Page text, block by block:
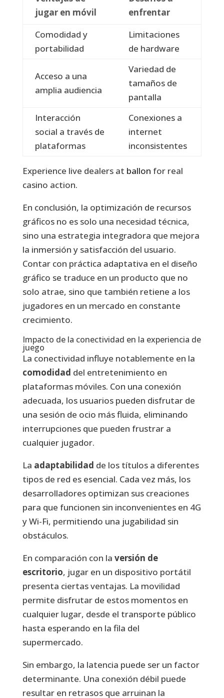
jugar en móvil
enfrentar
Comodidad y
portabilidad
Limitaciones
de hardware
Acceso a una
amplia audiencia
Variedad de
tamaños de
pantalla
Interacción
social a través de
plataformas
Conexiones a
internet
inconsistentes
Experience live dealers at ballon for real
casino action.
En conclusión, la optimización de recursos
gráficos no es solo una necesidad técnica,
sino una estrategia integradora que mejora
la inmersión y satisfacción del usuario.
Contar con práctica adaptativa en el diseño
gráfico se traduce en un producto que no
solo atrae, sino que también retiene a los
jugadores en un mercado en constante
crecimiento.
Impacto de la conectividad en la experiencia de
juego
La conectividad influye notablemente en la
comodidad del entretenimiento en
plataformas móviles. Con una conexión
adecuada, los usuarios pueden disfrutar de
una sesión de ocio más fluida, eliminando
interrupciones que pueden frustrar a
cualquier jugador.
La adaptabilidad de los títulos a diferentes
tipos de red es esencial. Cada vez más, los
desarrolladores optimizan sus creaciones
para que funcionen sin inconvenientes en 4G
y Wi-Fi, permitiendo una jugabilidad sin
obstáculos.
En comparación con la versión de
escritorio, jugar en un dispositivo portátil
presenta ciertas ventajas. La movilidad
permite disfrutar de estos momentos en
cualquier lugar, desde el transporte público
hasta esperando en la fila del
supermercado.
Sin embargo, la latencia puede ser un factor
determinante. Una conexión débil puede
resultar en retrasos que arruinan la